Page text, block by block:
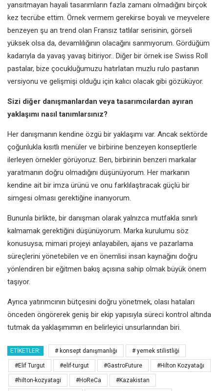
yansıtmayan hayali tasarımların fazla zamanı olmadığını birçok
kez tecrübe ettim. Örnek vermem gerekirse boyalı ve meyvelere
benzeyen şu an trend olan Fransız tatlılar serisinin, görseli
yüksek olsa da, devamlılığının olacağını sanmıyorum. Gördüğüm
kadarıyla da yavaş yavaş bitiriyor.. Diğer bir örnek ise Swiss Roll
pastalar, bize çocukluğumuzu hatırlatan muzlu rulo pastanın
versiyonu ve gelişmişi olduğu için kalıcı olacak gibi gözüküyor.
Sizi diğer danışmanlardan veya tasarımcılardan ayıran
yaklaşımı nasıl tanımlarsınız?
Her danışmanın kendine özgü bir yaklaşımı var. Ancak sektörde
çoğunlukla kısıtlı menüler ve birbirine benzeyen konseptlerle
ilerleyen örnekler görüyoruz. Ben, birbirinin benzeri markalar
yaratmanın doğru olmadığını düşünüyorum. Her markanın
kendine ait bir imza ürünü ve onu farklılaştıracak güçlü bir
simgesi olması gerektiğine inanıyorum.
Bununla birlikte, bir danışman olarak yalnızca mutfakla sınırlı
kalmamak gerektiğini düşünüyorum. Marka kurulumu söz
konusuysa; mimari projeyi anlayabilen, ajans ve pazarlama
süreçlerini yönetebilen ve en önemlisi insan kaynağını doğru
yönlendiren bir eğitmen bakış açısına sahip olmak büyük önem
taşıyor.
Ayrıca yatırımcının bütçesini doğru yönetmek, olası hataları
önceden öngörerek geniş bir ekip yapısıyla süreci kontrol altında
tutmak da yaklaşımımın en belirleyici unsurlarından biri.
ETIKETLER: # konsept danışmanlığı # yemek stilistliği
#Elif Turgut #elif-turgut #GastroFuture #Hilton Kozyatağı
#hilton-kozyatagi #HoReCa #Kazakistan